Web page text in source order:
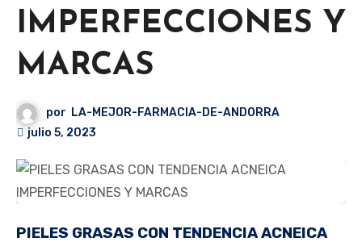
IMPERFECCIONES Y
MARCAS
por LA-MEJOR-FARMACIA-DE-ANDORRA
julio 5, 2023
PIELES GRASAS CON TENDENCIA ACNEICA